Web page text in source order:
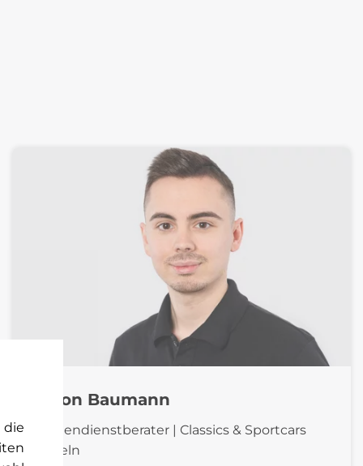
Simon Baumann
Kundendienstberater | Classics & Sportcars
Pratteln